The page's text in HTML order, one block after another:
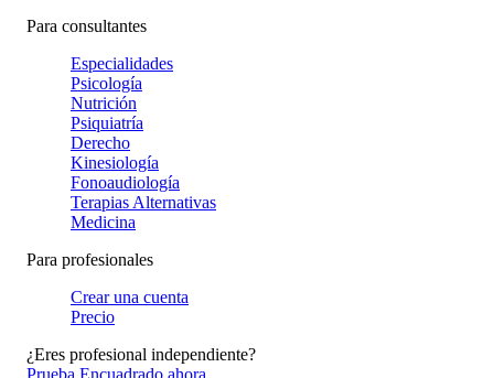
Para consultantes
Especialidades
Psicología
Nutrición
Psiquiatría
Derecho
Kinesiología
Fonoaudiología
Terapias Alternativas
Medicina
Para profesionales
Crear una cuenta
Precio
¿Eres profesional independiente?